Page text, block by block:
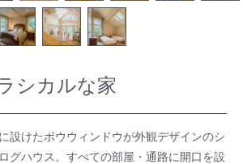
シカルな家
設けたボウウィンドウが外観デザインのシ
グハウス。すべての部屋・通路に開口を設